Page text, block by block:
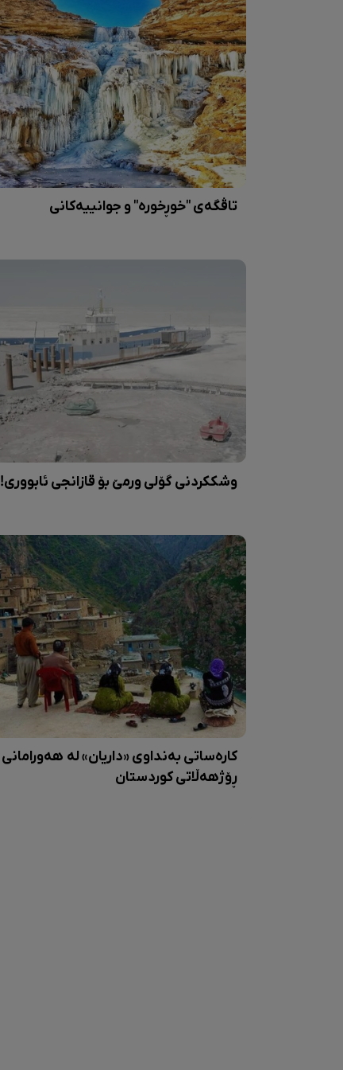
تاڤگەی "خوڕخورە" و جوانییەکانی
وشککردنی گۆلی ورمێ بۆ قازانجی ئابووری!
کارەساتی بەنداوی «داریان» لە هەورامانی
ڕۆژهەڵاتی کوردستان